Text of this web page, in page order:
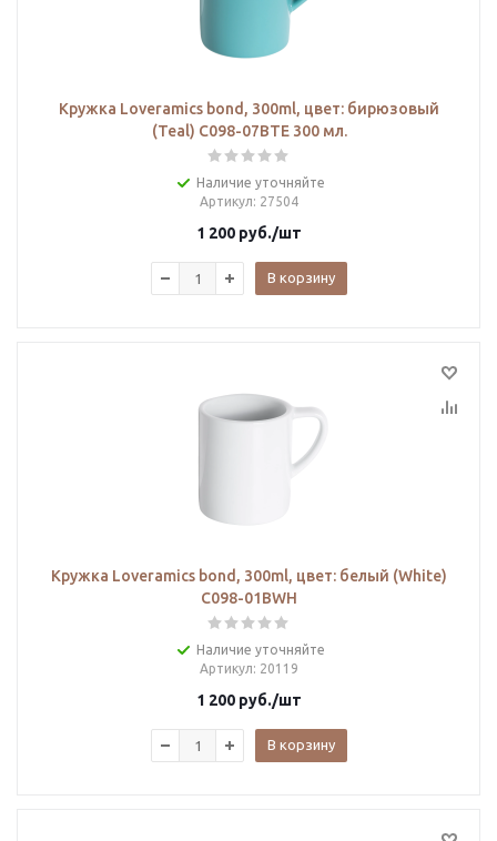
Кружка Loveramics bond, 300ml, цвет: бирюзовый
(Teal) C098-07BTE 300 мл.
Наличие уточняйте
Артикул: 27504
1 200 руб./шт
В корзину
Кружка Loveramics bond, 300ml, цвет: белый (White)
C098-01BWH
Наличие уточняйте
Артикул: 20119
1 200 руб./шт
В корзину